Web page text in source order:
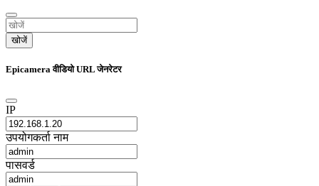
खोजें
Epicamera वीडियो URL जेनरेटर
IP
उपयोगकर्ता नाम
पासवर्ड